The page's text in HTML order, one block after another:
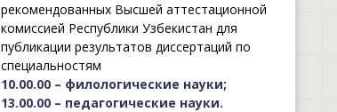
рекомендованных Высшей аттестационной
комиссией Республики Узбекистан для
публикации результатов диссертаций по
специальностям
10.00.00 – филологические науки;
13.00.00 – педагогические науки.